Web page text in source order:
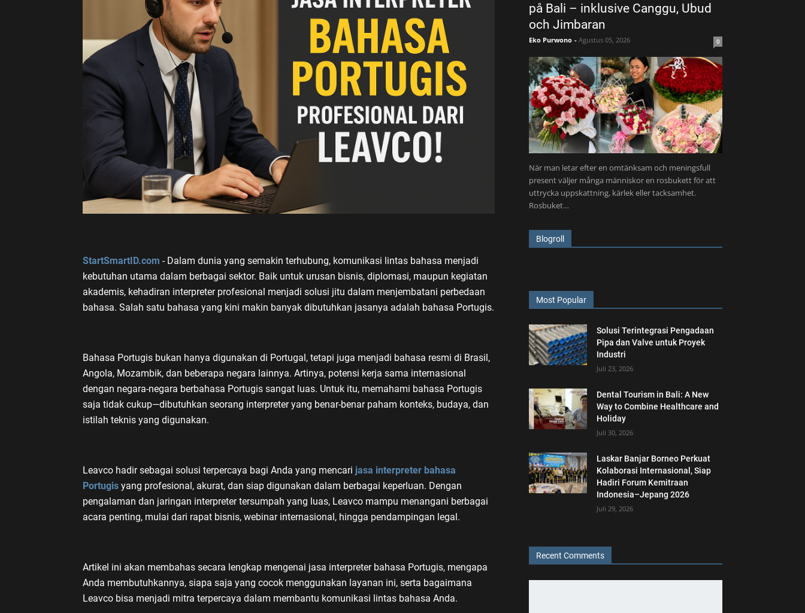
StartSmartID.com - Dalam dunia yang semakin terhubung, komunikasi lintas bahasa menjadi
kebutuhan utama dalam berbagai sektor. Baik untuk urusan bisnis, diplomasi, maupun kegiatan
akademis, kehadiran interpreter profesional menjadi solusi jitu dalam menjembatani perbedaan
bahasa. Salah satu bahasa yang kini makin banyak dibutuhkan jasanya adalah bahasa Portugis.
Bahasa Portugis bukan hanya digunakan di Portugal, tetapi juga menjadi bahasa resmi di Brasil,
Angola, Mozambik, dan beberapa negara lainnya. Artinya, potensi kerja sama internasional
dengan negara-negara berbahasa Portugis sangat luas. Untuk itu, memahami bahasa Portugis
saja tidak cukup—dibutuhkan seorang interpreter yang benar-benar paham konteks, budaya, dan
istilah teknis yang digunakan.
Leavco hadir sebagai solusi terpercaya bagi Anda yang mencari jasa interpreter bahasa
Portugis yang profesional, akurat, dan siap digunakan dalam berbagai keperluan. Dengan
pengalaman dan jaringan interpreter tersumpah yang luas, Leavco mampu menangani berbagai
acara penting, mulai dari rapat bisnis, webinar internasional, hingga pendampingan legal.
Artikel ini akan membahas secara lengkap mengenai jasa interpreter bahasa Portugis, mengapa
Anda membutuhkannya, siapa saja yang cocok menggunakan layanan ini, serta bagaimana
Leavco bisa menjadi mitra terpercaya dalam membantu komunikasi lintas bahasa Anda.
på Bali – inklusive Canggu, Ubud
och Jimbaran
Eko Purwono - Agustus 05, 2026 0
När man letar efter en omtänksam och meningsfull
present väljer många människor en rosbukett för att
uttrycka uppskattning, kärlek eller tacksamhet.
Rosbuket…
Blogroll
Most Popular
Solusi Terintegrasi Pengadaan
Pipa dan Valve untuk Proyek
Industri
Juli 23, 2026
Dental Tourism in Bali: A New
Way to Combine Healthcare and
Holiday
Juli 30, 2026
Laskar Banjar Borneo Perkuat
Kolaborasi Internasional, Siap
Hadiri Forum Kemitraan
Indonesia–Jepang 2026
Juli 29, 2026
Recent Comments